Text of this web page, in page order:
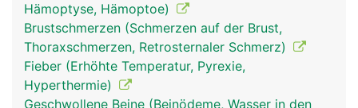
Hämoptyse, Hämoptoe)
Brustschmerzen (Schmerzen auf der Brust,
Thoraxschmerzen, Retrosternaler Schmerz)
Fieber (Erhöhte Temperatur, Pyrexie,
Hyperthermie)
Geschwollene Beine (Beinödeme, Wasser in den